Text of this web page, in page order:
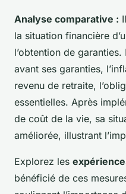
Analyse comparative :
la situation financière
l’obtention de
avant ses garanties,
revenu de retraite,
essentielles. Après
de coût de la vie, sa
améliorée, illustrant
Explorez les
bénéficié de ces